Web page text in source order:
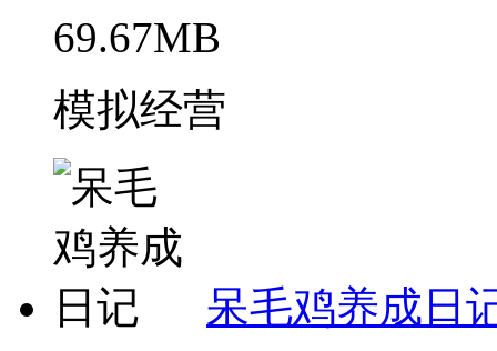
69.67MB
模拟经营
呆毛鸡养成日